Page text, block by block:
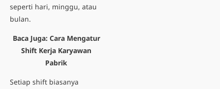
seperti hari, minggu, atau
bulan.
Baca Juga: Cara Mengatur
Shift Kerja Karyawan
Pabrik
Setiap shift biasanya